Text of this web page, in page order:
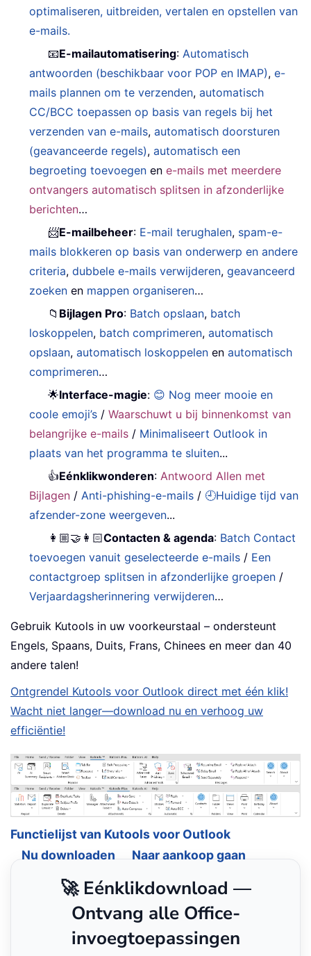
optimaliseren, uitbreiden, vertalen en opstellen van
e-mails.
📧E-mailautomatisering:Automatisch
antwoorden (beschikbaar voor POP en IMAP),e-
mails plannen om te verzenden,automatisch
CC/BCC toepassen op basis van regels bij het
verzenden van e-mails,automatisch doorsturen
(geavanceerde regels),automatisch een
begroeting toevoegen ene-mails met meerdere
ontvangers automatisch splitsen in afzonderlijke
berichten…
📨E-mailbeheer: E-mail terughalen, spam-e-
mails blokkeren op basis van onderwerp en andere
criteria,dubbele e-mails verwijderen,geavanceerd
zoeken en mappen organiseren…
📁 Bijlagen Pro: Batch opslaan, batch
loskoppelen, batch comprimeren,automatisch
opslaan,automatisch loskoppelen enautomatisch
comprimeren…
🌟Interface-magie: 😊 Nog meer mooie en
coole emoji’s /Waarschuwt u bij binnenkomst van
belangrijke e-mails / Minimaliseert Outlook in
plaats van het programma te sluiten...
👍Eénklikwonderen:Antwoord Allen met
Bijlagen /Anti-phishing-e-mails / 🕘Huidige tijd van
afzender-zone weergeven...
👩🏼‍🤝‍👩🏻Contacten & agenda: Batch Contact
toevoegen vanuit geselecteerde e-mails / Een
contactgroep splitsen in afzonderlijke groepen /
Verjaardagsherinnering verwijderen…
Gebruik Kutools in uw voorkeurstaal – ondersteunt
Engels, Spaans, Duits, Frans, Chinees en meer dan 40
andere talen!
Ontgrendel Kutools voor Outlook direct met één klik!
Wacht niet langer—download nu en verhoog uw
efficiëntie!
Functielijst van Kutools voor Outlook
Nu downloaden
Naar aankoop gaan
🚀 Eénklikdownload —
Ontvang alle Office-
invoegtoepassingen